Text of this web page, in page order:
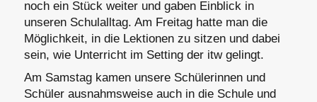
noch ein Stück weiter und gaben Einblick in
unseren Schulalltag. Am Freitag hatte man die
Möglichkeit, in die Lektionen zu sitzen und dabei
sein, wie Unterricht im Setting der itw gelingt.
Am Samstag kamen unsere Schülerinnen und
Schüler ausnahmsweise auch in die Schule und